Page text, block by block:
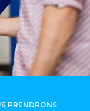
PRENDRONS